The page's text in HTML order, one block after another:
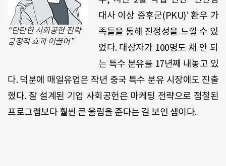
“탄탄한 사회공헌 전략
긍정적 효과 이끌어”
대사 이상 증후군(PKU)’ 환우 가
족들을 통해 진정성을 느낄 수 있
었다. 대상자가 100명도 채 안 되
는 특수 분유를 17년째 내놓고 있
다. 덕분에 매일유업은 작년 중국 특수 분유 시장에도 진출
했다. 잘 설계된 기업 사회공헌은 마케팅 전략으로 점철된
프로그램보다 훨씬 큰 울림을 준다는 걸 보인 셈이다.